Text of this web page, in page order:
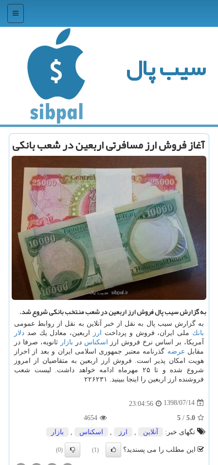
منو
سیب پال
آغاز فروش ارز مسافرتی اربعین در شعب بانكی
به گزارش سیب پال فروش ارز اربعین در شعب منتخب بانكی شروع شد.
به گزارش سیب پال به نقل از خبر آنلاین به نقل از روابط عمومی
بانك ملی ایران، فروش و پرداخت ارز اربعین، معادل یك صد دلار
آمریكا، بر اساس نرخ فروش ارز
اسكناس در بازار ثانویه، صرفا در
مقابل عرضه گذرنامه معتبر جمهوری اسلامی ایران و بعد از احراز
هویت امكان پذیر است. فروش ارز اربعین به متقاضیان از امروز
شروع شده و تا ۲۵ مهرماه ادامه خواهد داشت. لیست شعب
فروشنده ارز اربعین را اینجا ببینید. ۲۲۶۲۳۱
1398/07/14
23:04:56
5.0
/
5
4654
تگهای خبر:
آنلاین ارز اسكناس بازار
این مطلب را می پسندید؟ (1)
(0)